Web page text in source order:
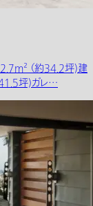
（約34.2坪)建
坪)ガレ…